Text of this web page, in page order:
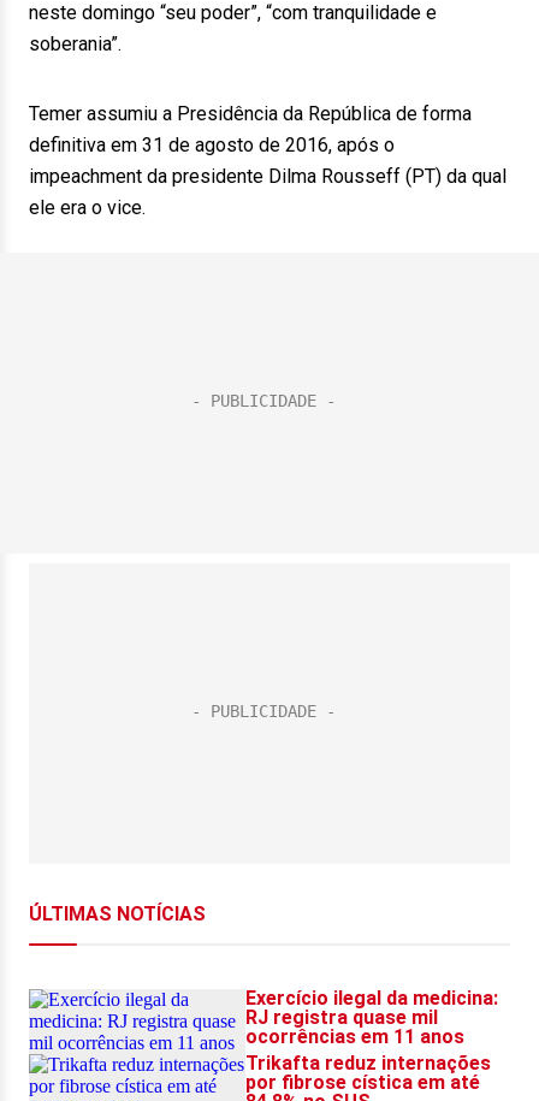
neste domingo “seu poder”, “com tranquilidade e
soberania”.
Temer assumiu a Presidência da República de forma
definitiva em 31 de agosto de 2016, após o
impeachment da presidente Dilma Rousseff (PT) da qual
ele era o vice.